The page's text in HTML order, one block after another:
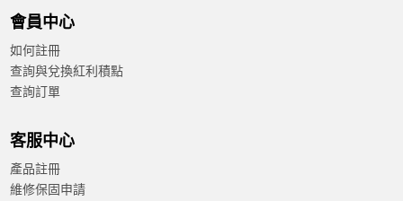
會員中心
如何註冊
查詢與兌換紅利積點
查詢訂單
客服中心
產品註冊
維修保固申請